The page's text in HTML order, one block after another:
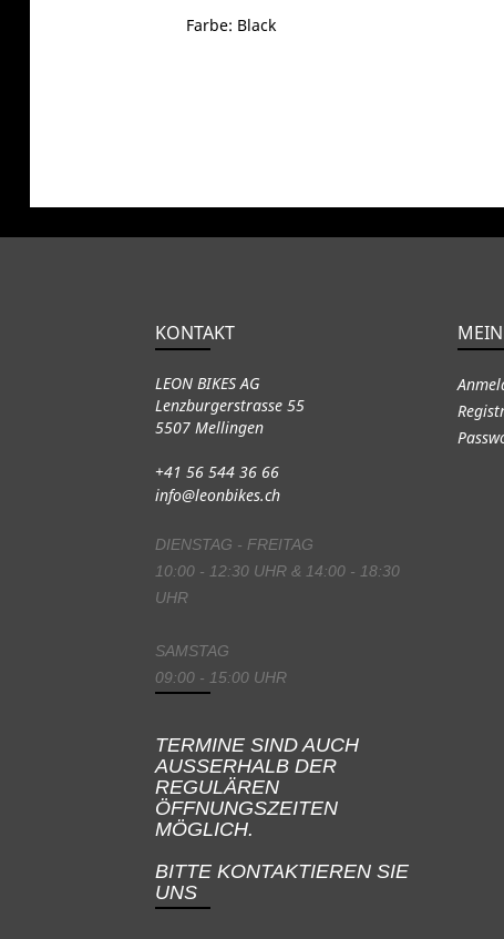
Farbe: Black
KONTAKT
LEON BIKES AG
Lenzburgerstrasse 55
5507 Mellingen
+41 56 544 36 66
info@leonbikes.ch
DIENSTAG - FREITAG
10:00 - 12:30 UHR & 14:00 - 18:30
UHR
SAMSTAG
09:00 - 15:00 UHR
TERMINE SIND AUCH
AUSSERHALB DER
REGULÄREN
ÖFFNUNGSZEITEN
MÖGLICH.
BITTE KONTAKTIEREN SIE
UNS